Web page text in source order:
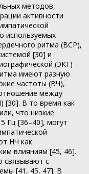
методов,
активности
используемых
ритма (ВСР),
[30] и
(ЭКГ)
имеют разную
частоты (ВЧ),
между
[30]. В то время как
что низкие
Гц [36–40], могут
НЧ как
влияниям [45, 46].
связывают с
[41, 45, 47]. В